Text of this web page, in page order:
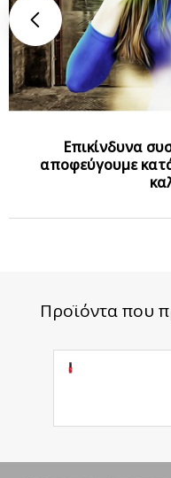
Επικίνδυνα
αποφεύγουμε
Προϊόντα που